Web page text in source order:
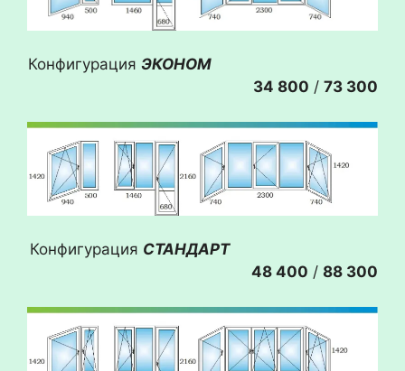
Конфигурация ЭКОНОМ
34 800 / 73 300
Конфигурация СТАНДАРТ
48 400 / 88 300